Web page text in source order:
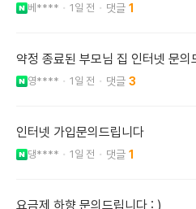
베**** 1일 전 1
약정 종료된 부모님 집 인터넷 문의
영**** 1일 전 3
인터넷 가입문의드립니다
댕**** 1일 전 1
요금제 하향 문의드립니다 : )